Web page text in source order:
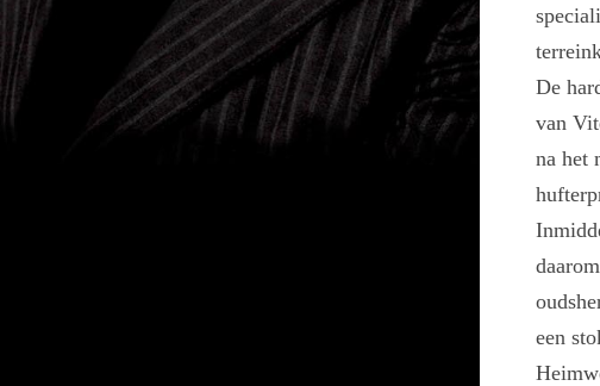
De
van
na het
een